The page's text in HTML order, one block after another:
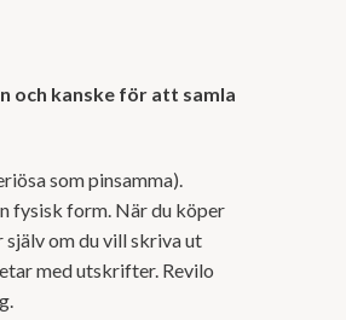
och kanske för att samla
som pinsamma).
fysisk form. När du köper
om du vill skriva ut
med utskrifter. Revilo